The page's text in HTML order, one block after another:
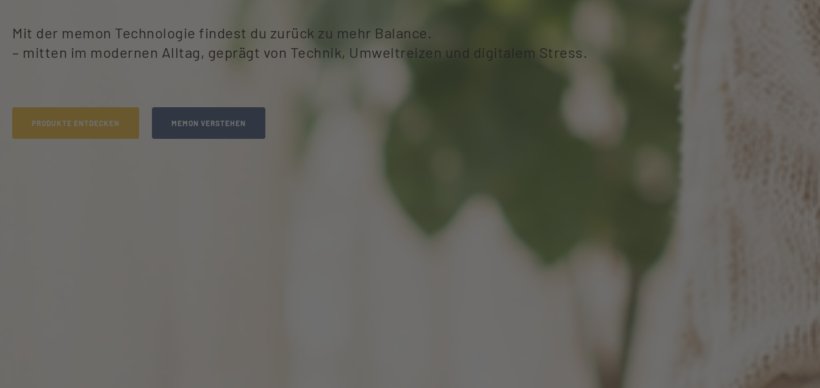
memonizerMOBILE- für ein unbeschwertes digitales Leben.
Ultraflach, leistungsstark und einfach anzubringen.
PRODUKT ENTDECKEN TELEFONISCHE BERATUNG